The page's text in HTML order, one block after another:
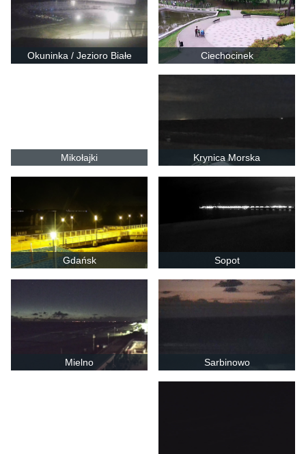
Okuninka / Jezioro Białe Ciechocinek
Mikołajki Krynica Morska
Gdańsk Sopot
Mielno Sarbinowo